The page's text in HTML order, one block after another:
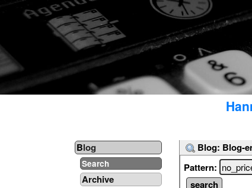
Blog
Search
Archive
Blog: Blog-
Pattern: